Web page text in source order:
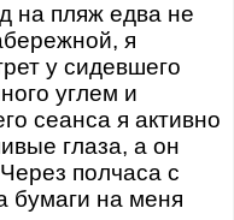
на пляж едва не
я
у сидевшего
углем и
сеанса я активно
глаза, а он
полчаса с
бумаги на меня